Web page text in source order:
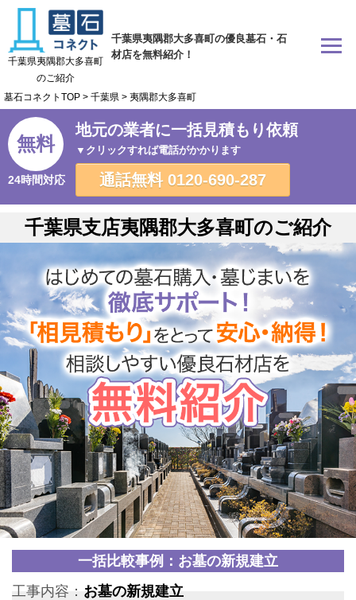
千葉県夷隅郡大多喜町の優良墓石・石
材店を無料紹介！
千葉県夷隅郡大多喜町
のご紹介
墓石コネクトTOP > 千葉県 > 夷隅郡大多喜町
無料
24時間対応
地元の業者に一括見積もり依頼
▼クリックすれば電話がかかります
通話無料 0120-690-287
千葉県支店夷隅郡大多喜町のご紹介
一括比較事例：お墓の新規建立
工事内容： お墓の新規建立